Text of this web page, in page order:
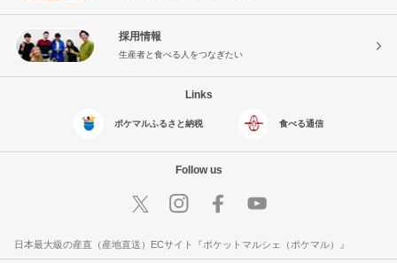
採用情報
生産者と食べる人をつなぎたい
Links
ポケマルふるさと納税 食べる通信
Follow us
日本最大級の産直（産地直送）ECサイト『ポケットマルシェ（ポケマル）』